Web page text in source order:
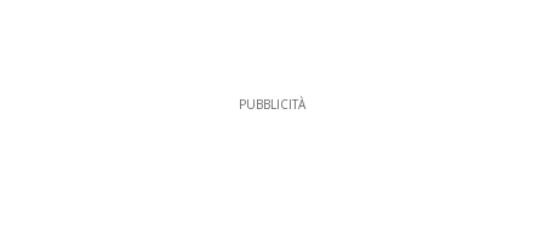
PUBBLICITÀ